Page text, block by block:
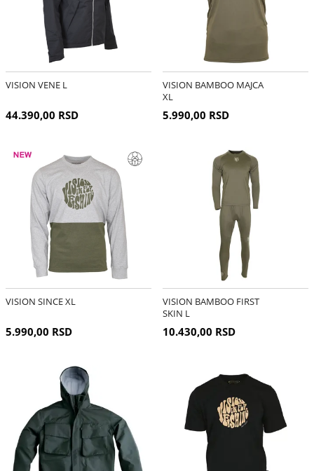
VISION VENE L
44.390,00 RSD
VISION BAMBOO MAJCA
XL
5.990,00 RSD
VISION SINCE XL
5.990,00 RSD
VISION BAMBOO FIRST
SKIN L
10.430,00 RSD